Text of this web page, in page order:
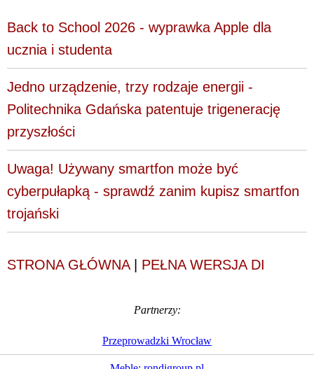
Back to School 2026 - wyprawka Apple dla
ucznia i studenta
Jedno urządzenie, trzy rodzaje energii -
Politechnika Gdańska patentuje trigenerację
przyszłości
Uwaga! Używany smartfon może być
cyberpułapką - sprawdź zanim kupisz smartfon
trojański
STRONA GŁÓWNA| PEŁNA WERSJA DI
Partnerzy:
Przeprowadzki Wrocław